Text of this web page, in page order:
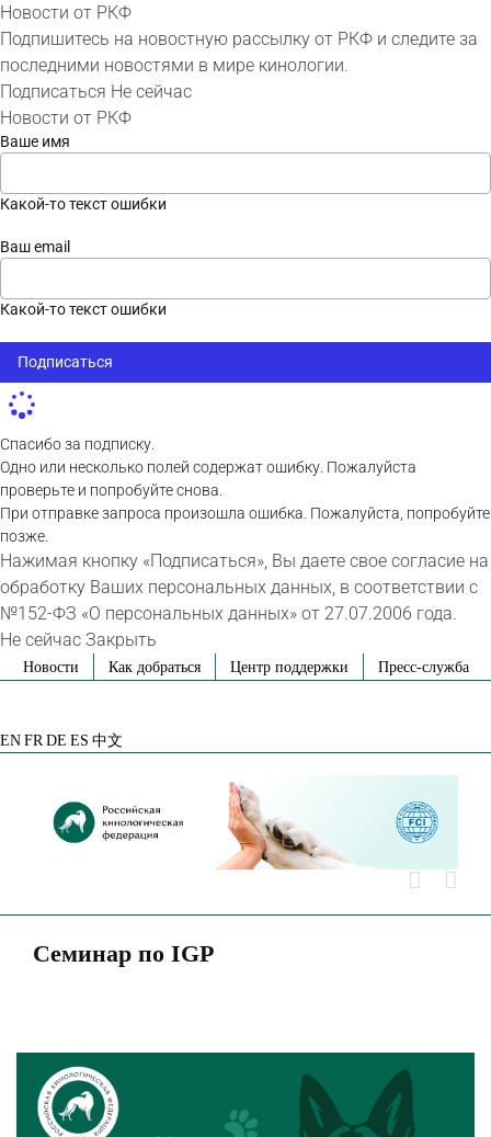
Новости от РКФ
Подпишитесь на новостную рассылку от РКФ и следите за
последними новостями в мире кинологии.
Подписаться Не сейчас
Новости от РКФ
Ваше имя
Какой-то текст ошибки
Ваш email
Какой-то текст ошибки
Подписаться
Спасибо за подписку.
Одно или несколько полей содержат ошибку. Пожалуйста
проверьте и попробуйте снова.
При отправке запроса произошла ошибка. Пожалуйста, попробуйте
позже.
Нажимая кнопку «Подписаться», Вы даете свое согласие на
обработку Ваших персональных данных, в соответствии с
№152-ФЗ «О персональных данных» от 27.07.2006 года.
Не сейчас Закрыть
SkipНовости Как добраться Центр поддержки Пресс-служба
EN FR DE ES 中文
Семинар по IGP
Larger
Image